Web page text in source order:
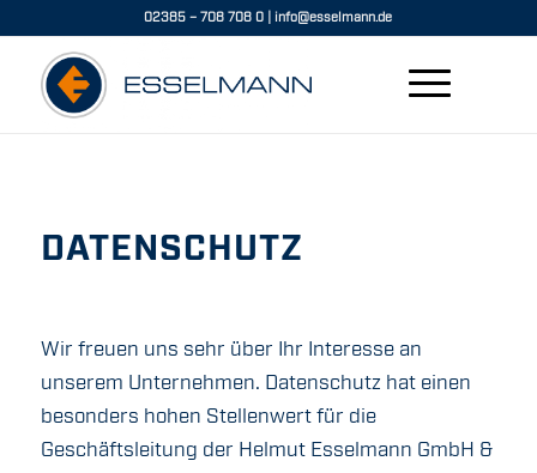
02385 – 708 708 0 info@esselmann.de
DATENSCHUTZ
Wir freuen uns sehr über Ihr Interesse an
unserem Unternehmen. Datenschutz hat einen
besonders hohen Stellenwert für die
Geschäftsleitung der Helmut Esselmann GmbH &